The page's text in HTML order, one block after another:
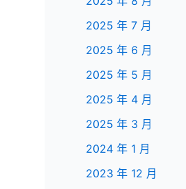
2025 年 7 月
2025 年 6 月
2025 年 5 月
2025 年 4 月
2025 年 3 月
2024 年 1 月
2023 年 12 月